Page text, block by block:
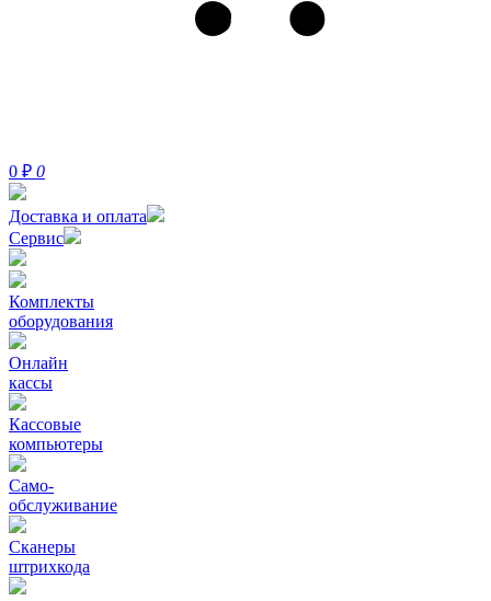
0 ₽ 0
Доставка и оплата
Сервис
Комплекты
оборудования
Онлайн
кассы
Кассовые
компьютеры
Само-
обслуживание
Сканеры
штрихкода